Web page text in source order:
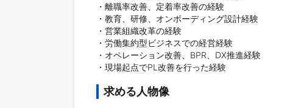
・離職率改善、定着率改善の経験
・教育、研修、オンボーディング設計経験
・営業組織改革の経験
・労働集約型ビジネスでの経営経験
・オペレーション改善、BPR、DX推進経験
・現場起点でPL改善を行った経験
求める人物像